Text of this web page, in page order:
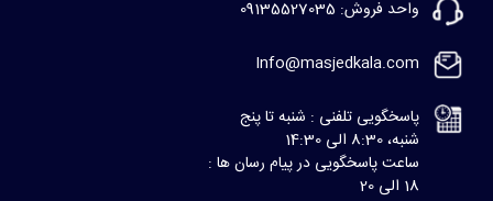
واحد فروش: 09135527035
Info@masjedkala.com
پاسخگویی تلفنی : شنبه تا پنج
شنبه، 8:30 الی 14:30
ساعت پاسخگویی در پیام رسان ها :
18 الی 20